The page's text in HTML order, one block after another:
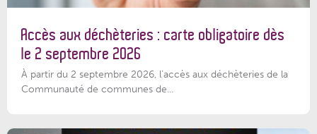
Accès aux déchèteries : carte obligatoire dès
le 2 septembre 2026
À partir du 2 septembre 2026, l’accès aux déchèteries de la
Communauté de communes de...